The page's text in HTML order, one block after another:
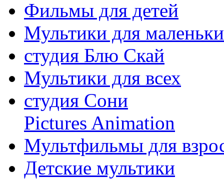
Фильмы для детей
Мультики для
студия Блю Скай
Мультики для всех
студия Сони
Pictures Animation
Мультфильмы для
Детские мультики